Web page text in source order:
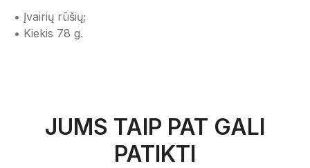
• Įvairių rūšių;
• Kiekis 78 g.
JUMS TAIP PAT GALI
PATIKTI